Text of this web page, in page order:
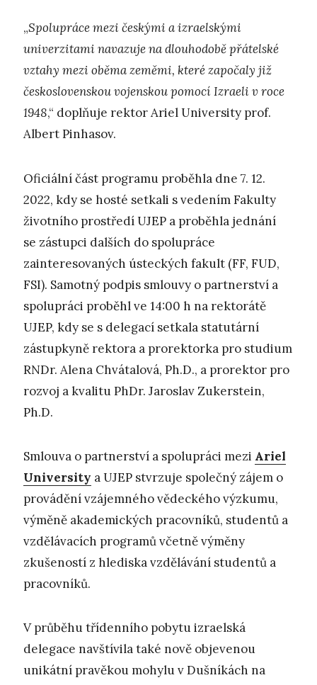
„Spolupráce mezi českými a izraelskými
univerzitami navazuje na dlouhodobě přátelské
vztahy mezi oběma zeměmi, které započaly již
československou vojenskou pomocí Izraeli v roce
1948,“ doplňuje rektor Ariel University prof.
Albert Pinhasov.
Oficiální část programu proběhla dne 7. 12.
2022, kdy se hosté setkali s vedením Fakulty
životního prostředí UJEP a proběhla jednání
se zástupci dalších do spolupráce
zainteresovaných ústeckých fakult (FF, FUD,
FSI). Samotný podpis smlouvy o partnerství a
spolupráci proběhl ve 14:00 h na rektorátě
UJEP, kdy se s delegací setkala statutární
zástupkyně rektora a prorektorka pro studium
RNDr. Alena Chvátalová, Ph.D., a prorektor pro
rozvoj a kvalitu PhDr. Jaroslav Zukerstein,
Ph.D.
Smlouva o partnerství a spolupráci mezi Ariel
University a UJEP stvrzuje společný zájem o
provádění vzájemného vědeckého výzkumu,
výměně akademických pracovníků, studentů a
vzdělávacích programů včetně výměny
zkušeností z hlediska vzdělávání studentů a
pracovníků.
V průběhu třídenního pobytu izraelská
delegace navštívila také nově objevenou
unikátní pravěkou mohylu v Dušníkách na